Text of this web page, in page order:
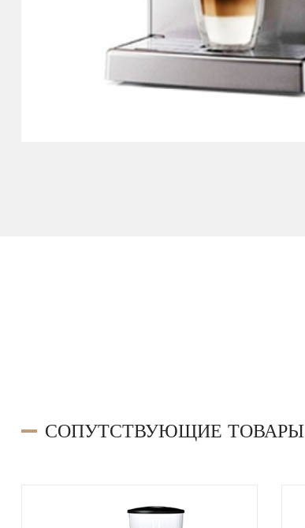
СОПУТСТВУЮЩИЕ ТОВАРЫ